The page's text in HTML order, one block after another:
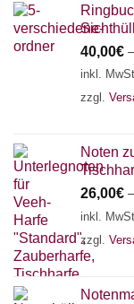
40,00€
inkl.
zzgl.
Noten
26,00€
inkl. MwSt.
zzgl.